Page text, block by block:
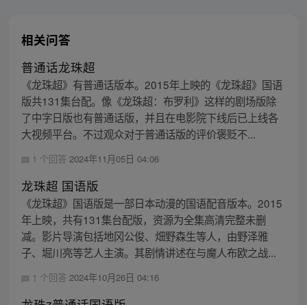
相关问答
普通话龙珠超
《龙珠超》有普通话版本。2015年上映的《龙珠超》国语
版共131集台配。像《龙珠超：布罗利》这样的剧场版除
了中字日版也有普通话版，并且在电影院下线后已上线各
大视频平台。不过观众对于普通话版的评价褒贬不...
1 个回答 2024年11月05日 04:06
龙珠超 国语版
《龙珠超》国语版是一部日本动漫的国语配音版本。2015
年上映，共有131集台配版，资源为全集高清完整未删
减。影片导演包括地冈公俊、畑野森生等人，由野泽雅
子、堀川亮等艺人主演。其剧情讲述在与魔人布欧之战...
1 个回答 2024年10月26日 04:16